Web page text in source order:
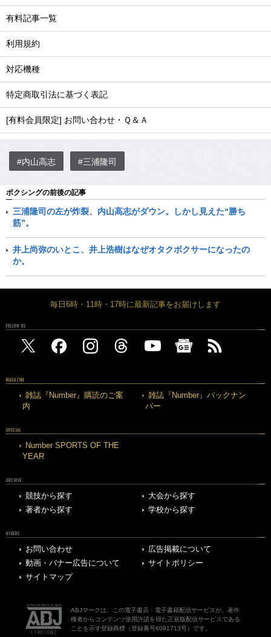
有料記事一覧
利用規約
対応機種
特定商取引法に基づく表記
[有料会員限定] お問い合わせ・Ｑ＆Ａ
#内山高志 #三浦隆司
ボクシングの前後の記事
三浦隆司の左が炸裂、内山高志がダウン。しかし見えた“勝ち
筋”。
井上尚弥のいとこ、井上浩樹はなぜオタクボクサーになったの
か。
毎日6時・11時・17時に最新記事をお届けします
FOLLOW US
MAGAZINE
雑誌『Number』購読のご案
内
雑誌『Number』バックナン
バー
SPECIAL
Number SPORTS OF THE
YEAR
ARCHIVE
競技から探す
大会から探す
著者から探す
学校から探す
OTHERS
お問い合わせ
広告掲載について
動画・バナー広告について
サイトポリシー
サイトマップ
ABJマークは、この電子書店・電子書籍配信サービスが、著作
権者からコンテンツ使用許諾を得た正規版配信サービスである
ことを示す登録商標（登録番号6091713号）です。